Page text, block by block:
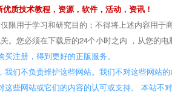
优质技术教程，资源，软件，活动，资讯！
限用于学习和研究目的；不得将上述内容用于
。您必须在下载后的24个小时之内 ，从您的电
注册，得到更好的正版服务。
们不负责维护这些网站。我们不对这些网站的
些网站或它们的内容的认可或支持。 本站不